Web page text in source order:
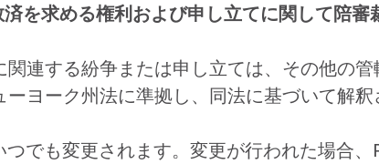
を求める権利および申し立てに関して陪審
連する紛争または申し立ては、その他の
ヨーク州法に準拠し、同法に基づいて解釈
でも変更されます。変更が行われた場合